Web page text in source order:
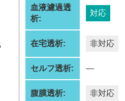
血液濾過透
析:
対応
在宅透析: 非対応
セルフ透析: ―
腹膜透析: 非対応